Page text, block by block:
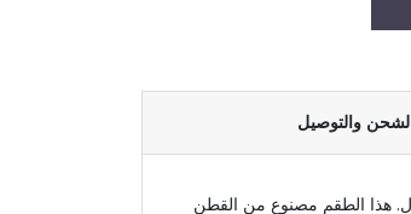
والتوصيل
هذا الطقم مصنوع من القطن